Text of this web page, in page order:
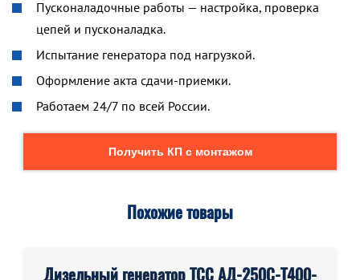
Пусконаладочные работы — настройка, проверка
цепей и пусконаладка.
Испытание генератора под нагрузкой.
Оформление акта сдачи-приемки.
Работаем 24/7 по всей России.
Получить КП с монтажом
Похожие товары
Дизельный генератор ТСС АД-250С-Т400-